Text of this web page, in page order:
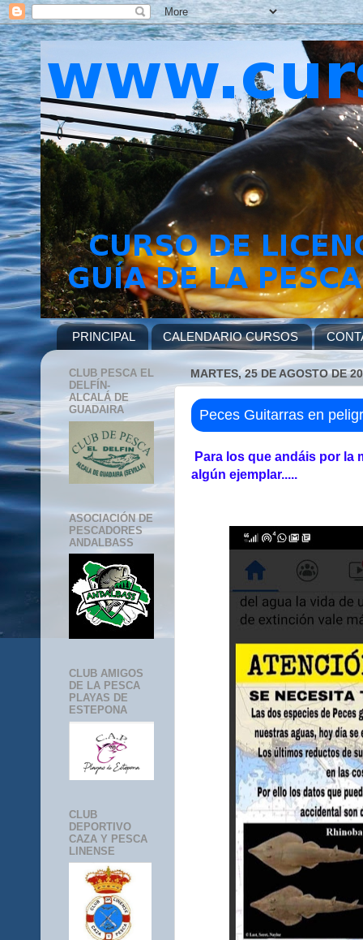
PRINCIPAL CALENDARIO CURSOS
MARTES, 25 DE AGOSTO DE
Peces Guitarras en
Para los que andáis por la
algún ejemplar.....
CLUB PESCA EL
DELFÍN-
ALCALÁ DE
GUADAIRA
ASOCIACIÓN DE
PESCADORES
ANDALBASS
CLUB AMIGOS
DE LA PESCA
PLAYAS DE
ESTEPONA
CLUB
DEPORTIVO
CAZA Y PESCA
LINENSE